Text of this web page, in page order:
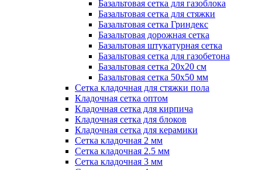
Базальтовая сетка для газоблока
Базальтовая сетка для стяжки
Базальтовая сетка Гриндекс
Базальтовая дорожная сетка
Базальтовая штукатурная сетка
Базальтовая сетка для газобетона
Базальтовая сетка 20x20 см
Базальтовая сетка 50x50 мм
Сетка кладочная для стяжки пола
Кладочная сетка оптом
Кладочная сетка для кирпича
Кладочная сетка для блоков
Кладочная сетка для керамики
Сетка кладочная 2 мм
Сетка кладочная 2.5 мм
Сетка кладочная 3 мм